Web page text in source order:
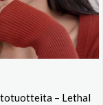
– Lethal